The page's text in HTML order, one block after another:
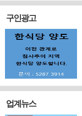
구인광고
업계뉴스